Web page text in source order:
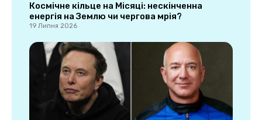
Космічне кільце на Місяці: нескінченна
енергія на Землю чи чергова мрія?
19 Липня 2026